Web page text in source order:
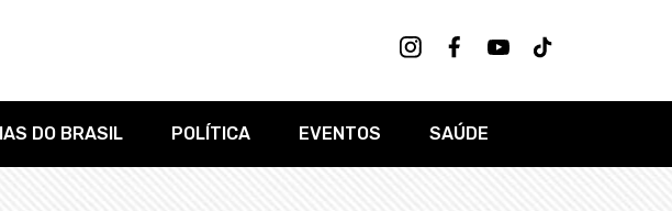
DO BRASIL POLÍTICA EVENTOS SAÚDE